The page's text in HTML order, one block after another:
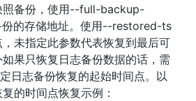
照备份，使用--full-backup-
的存储地址。使用--restored-ts
未指定此参数代表恢复到最后可
果只恢复日志备份数据的话，需
日志备份恢复的起始时间点。以
的时间点恢复示例：